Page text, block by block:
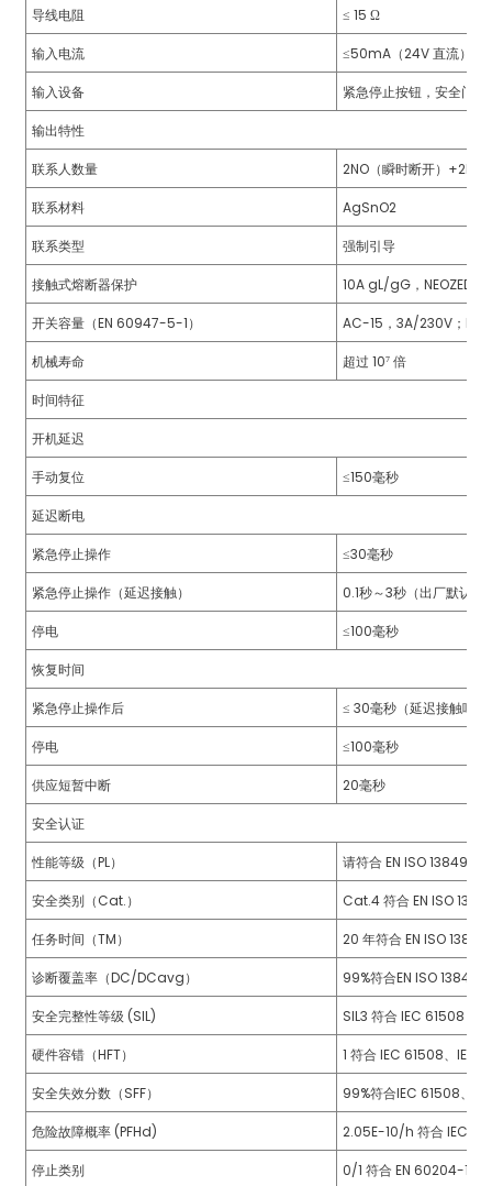
导线电阻 ≤ 15 Ω
输入电流 ≤50mA（24V 直流）
输入设备 紧急停止按钮，安全门
输出特性
联系人数量 2NO（瞬时断开）+2NO
联系材料 AgSnO2
联系类型 强制引导
接触式熔断器保护 10A gL/gG，NEOZED（
开关容量（EN 60947-5-1） AC-15，3A/230V；
机械寿命 超过 10⁷ 倍
时间特征
开机延迟
手动复位 ≤150毫秒
延迟断电
紧急停止操作 ≤30毫秒
紧急停止操作（延迟接触） 0.1秒～3秒（出厂默认设
停电 ≤100毫秒
恢复时间
紧急停止操作后 ≤ 30毫秒（延迟接触响应
停电 ≤100毫秒
供应短暂中断 20毫秒
安全认证
性能等级（PL） 请符合 EN ISO 13849 标
安全类别（Cat.） Cat.4 符合 EN ISO
任务时间（TM） 20 年符合 EN ISO 13849
诊断覆盖率（DC/DCavg） 99%符合EN ISO 13849
安全完整性等级 (SIL) SIL3 符合 IEC 61508 和
硬件容错（HFT） 1 符合 IEC 61508、IEC
安全失效分数（SFF） 99%符合IEC 61508、
危险故障概率 (PFHd) 2.05E-10/h 符合 IEC
停止类别 0/1 符合 EN 60204-1 标